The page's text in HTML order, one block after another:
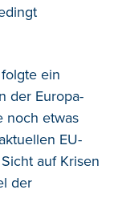
ein
der Europa-
noch etwas
EU-
auf Krisen
der